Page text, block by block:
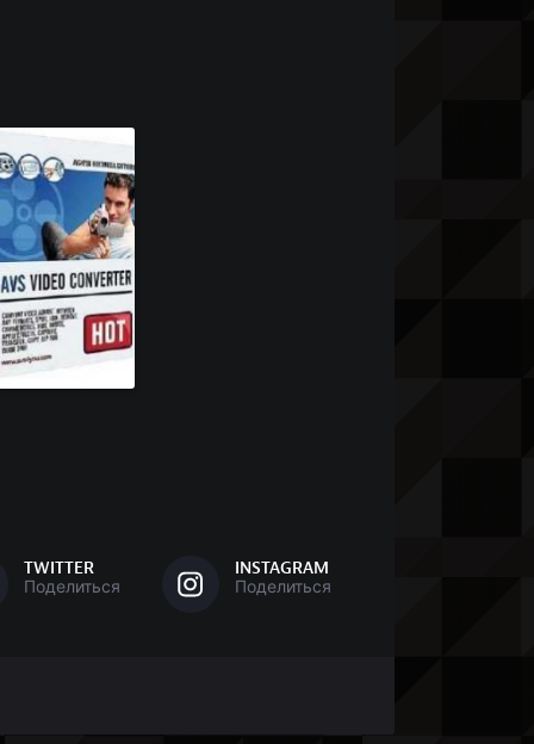
TWITTER
Поделиться
INSTAGRAM
Поделиться